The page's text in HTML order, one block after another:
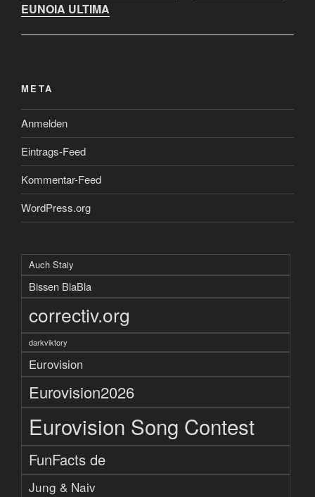
EUNOIA ULTIMA
META
Anmelden
Eintrags-Feed
Kommentar-Feed
WordPress.org
Auch Staiy
Bissen BlaBla
correctiv.org
darkviktory
Eurovision
Eurovision2026
Eurovision Song Contest
FunFacts de
Jung & Naiv